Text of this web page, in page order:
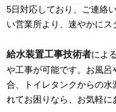
5日対応しており、ご連絡
い営業所より、速やかにス
給水装置工事技術者によ
や工事が可能です。お風
合、トイレタンクからの
れてお困りなら、お気軽に